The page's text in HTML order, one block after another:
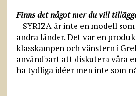
Finns det något mer du vill
– SYRIZA är inte en modell
andra länder. Det var en
klasskampen och vänstern i
användbart att diskutera våra
ha tydliga idéer men inte som